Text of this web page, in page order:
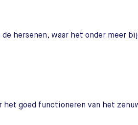
hersenen, waar het onder meer
het goed functioneren van het